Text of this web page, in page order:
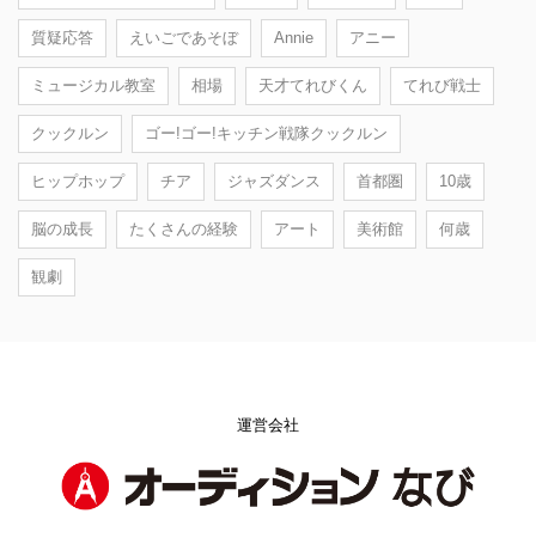
質疑応答 えいごであそぼ Annie アニー
ミュージカル教室 相場 天才てれびくん てれび戦士
クックルン ゴー!ゴー!キッチン戦隊クックルン
ヒップホップ チア ジャズダンス 首都圏 10歳
脳の成長 たくさんの経験 アート 美術館 何歳
観劇
運営会社